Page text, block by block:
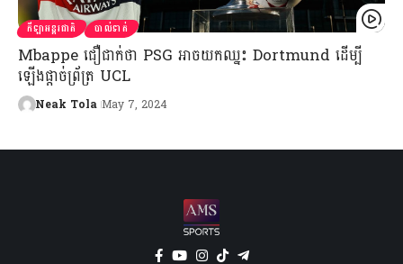
កីឡាអន្តរជាតិ បាល់ទាត់
Mbappe ជឿជាក់ថា PSG អាចយកឈ្នះ Dortmund ដើម្បី
ឡើងផ្ដាច់ព្រ័ត្រ UCL
Neak Tola May 7, 2024